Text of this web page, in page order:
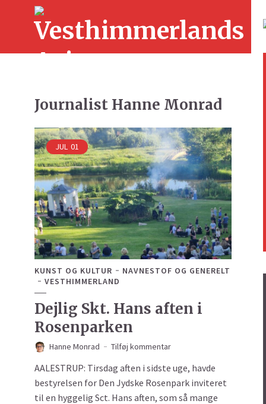
Journalist Hanne Monrad
JUL 01
KUNST OG KULTUR
NAVNESTOF OG GENERELT
VESTHIMMERLAND
Dejlig Skt. Hans aften i
Rosenparken
Hanne Monrad Tilføj kommentar
AALESTRUP: Tirsdag aften i sidste uge, havde
bestyrelsen for Den Jydske Rosenpark inviteret
til en hyggelig Sct. Hans aften, som så mange